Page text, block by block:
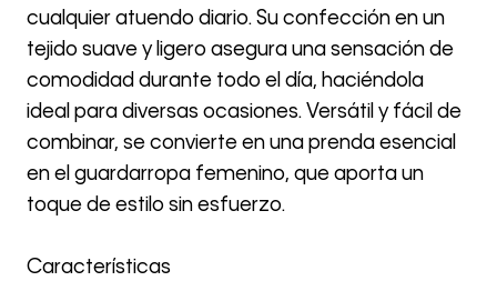
cualquier atuendo diario. Su confección en un
tejido suave y ligero asegura una sensación de
comodidad durante todo el día, haciéndola
ideal para diversas ocasiones. Versátil y fácil de
combinar, se convierte en una prenda esencial
en el guardarropa femenino, que aporta un
toque de estilo sin esfuerzo.
Características